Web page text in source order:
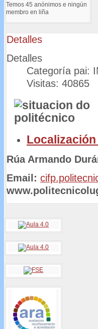
Temos 45 anónimos e ningún
membro en liña
Detalles
Detalles
Categoría pai:
Visitas: 40865
Rúa Armando
Email: